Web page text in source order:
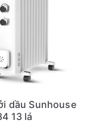
dầu Sunhouse
13 lá